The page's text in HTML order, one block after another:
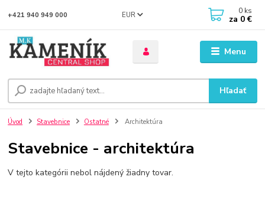
Menu
EUR
Hľadať
+421 940 949 000 0 ks
za 0 €
Úvod Stavebnice Ostatné Architektúra
Stavebnice - architektúra
V tejto kategórii nebol nájdený žiadny tovar.